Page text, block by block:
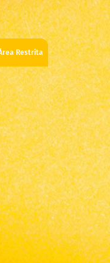
Restrita